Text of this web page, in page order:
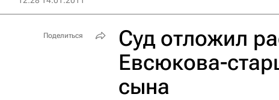
Суд отложил
Евсюкова-
сына
Поделиться